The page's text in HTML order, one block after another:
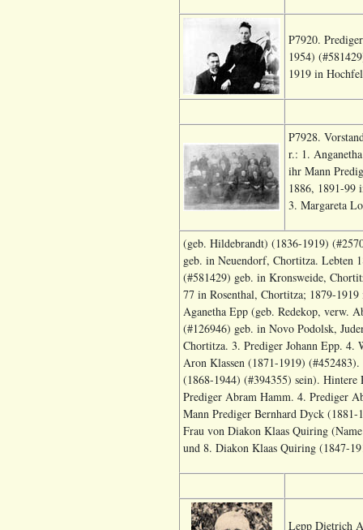
P7920.
1954)
1919 in
P7928.
r.: 1.
ihr Mann
1886, 1891-99
3. Margareta
(geb. Hildebrandt) (1836-1919)
geb. in Neuendorf, Chortitza. Lebten
(#581429) geb. in Kronsweide,
77 in Rosenthal, Chortitza; 1879-
Aganetha Epp (geb. Redekop, verw.
(#126946) geb. in Novo Podolsk,
Chortitza. 3. Prediger Johann Epp. 4.
Aron Klassen (1871-1919)
(1868-1944) (#394355) sein). Hintere
Prediger Abram Hamm. 4. Prediger
Mann Prediger Bernhard Dyck
Frau von Diakon Klaas Quiring
und 8. Diakon Klaas Quiring (1847-
Lepp Dietrich